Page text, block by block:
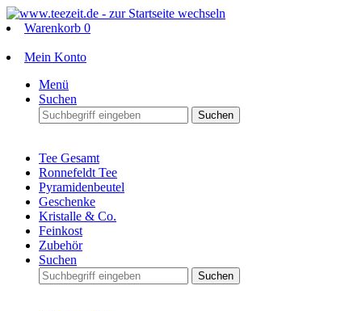
Warenkorb 0
Mein Konto
Menü
Suchen
Suchen
Tee Gesamt
Ronnefeldt Tee
Pyramidenbeutel
Geschenke
Kristalle & Co.
Feinkost
Zubehör
Suchen
Suchen